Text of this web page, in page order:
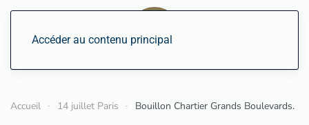
Accéder au contenu principal
Accueil 14 juillet Paris Bouillon Chartier Grands Boulevards.